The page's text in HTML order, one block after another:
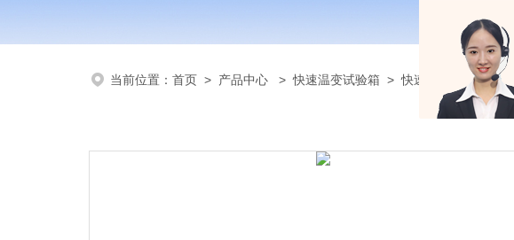
当前位置： 首页 > 产品中心 >快速温变试验箱 >快速温度变化试验箱